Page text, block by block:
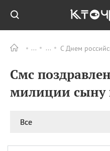
С Днем
Смс
милиции сыну
Все